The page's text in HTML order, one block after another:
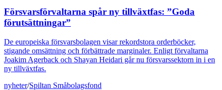
Försvarsförvaltarna spår ny tillväxtfas: ”Goda
förutsättningar”
De europeiska försvarsbolagen visar rekordstora orderböcker,
stigande omsättning och förbättrade marginaler. Enligt förvaltarna
Joakim Agerback och Shayan Heidari går nu försvarssektorn in i en
ny tillväxtfas.
nyheter/Spiltan Småbolagsfond